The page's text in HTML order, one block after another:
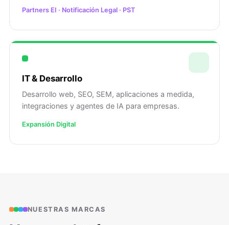
Partners EI · Notificación Legal · PST
IT & Desarrollo
Desarrollo web, SEO, SEM, aplicaciones a medida,
integraciones y agentes de IA para empresas.
Expansión Digital
NUESTRAS MARCAS